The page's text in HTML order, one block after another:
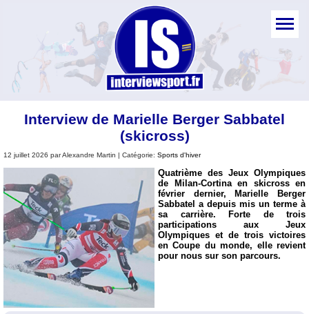
Interview de Marielle Berger Sabbatel
(skicross)
12 juillet 2026 par Alexandre Martin | Catégorie: Sports d'hiver
Quatrième des Jeux Olympiques
de Milan-Cortina en skicross en
février dernier, Marielle Berger
Sabbatel a depuis mis un terme à
sa carrière. Forte de trois
participations aux Jeux
Olympiques et de trois victoires
en Coupe du monde, elle revient
pour nous sur son parcours.